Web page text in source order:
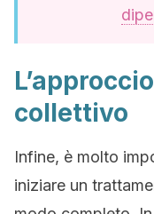
collettivo
Infine, è molto
iniziare un